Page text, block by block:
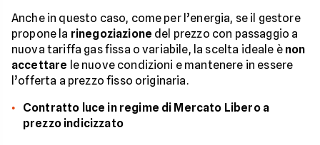
Anche in questo caso, come per l’energia, se il gestore
propone la rinegoziazione del prezzo con passaggio a
nuova tariffa gas fissa o variabile, la scelta ideale è non
accettare le nuove condizioni e mantenere in essere
l’offerta a prezzo fisso originaria.
Contratto luce in regime di Mercato Libero a
prezzo indicizzato